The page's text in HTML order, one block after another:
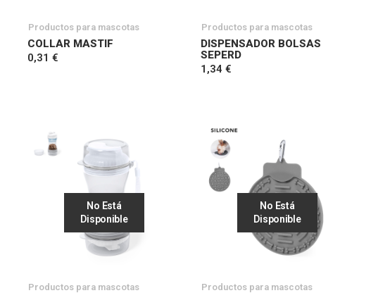
Productos para mascotas
COLLAR MASTIF
0,31 €
Productos para mascotas
DISPENSADOR BOLSAS
SEPERD
1,34 €
No Está
Disponible
Productos para mascotas
No Está
Disponible
Productos para mascotas